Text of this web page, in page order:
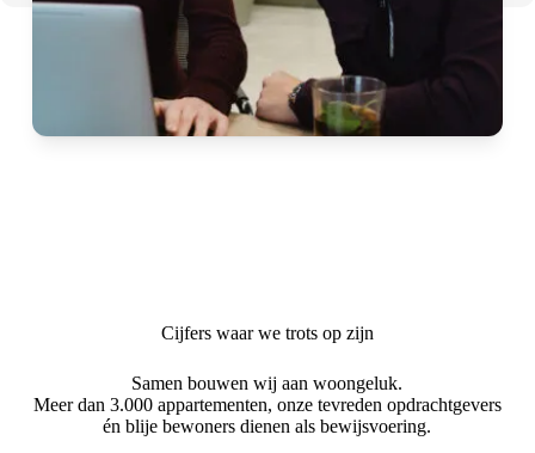
Cijfers waar we trots op zijn
Samen bouwen wij aan woongeluk.
Meer dan 3.000 appartementen, onze tevreden opdrachtgevers
én blije bewoners dienen als bewijsvoering.